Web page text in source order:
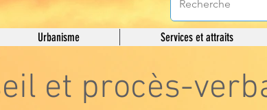
Urbanisme Services et attraits
et procès-